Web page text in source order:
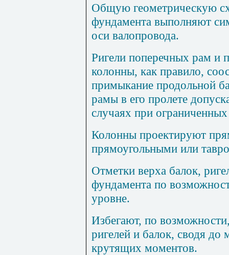
Общую геометрическую
фундамента выполняют
оси валопровода.
Ригели поперечных рам и
колонны, как правило,
примыкание продольной
рамы в его пролете
случаях при ограниченных
Колонны проектируют
прямоугольными или
Отметки верха балок,
фундамента по
уровне.
Избегают, по
ригелей и балок, сводя
крутящих моментов.